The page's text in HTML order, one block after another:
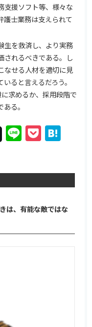
支援ソフト等、様々な
護士業務は支えられて
生を救済し、より実務
されるべきである。し
なせる人材を適切に見
ると言えるだろう。
求めるか、採用段階で
る。
LinePocket
は、有能な敵ではな